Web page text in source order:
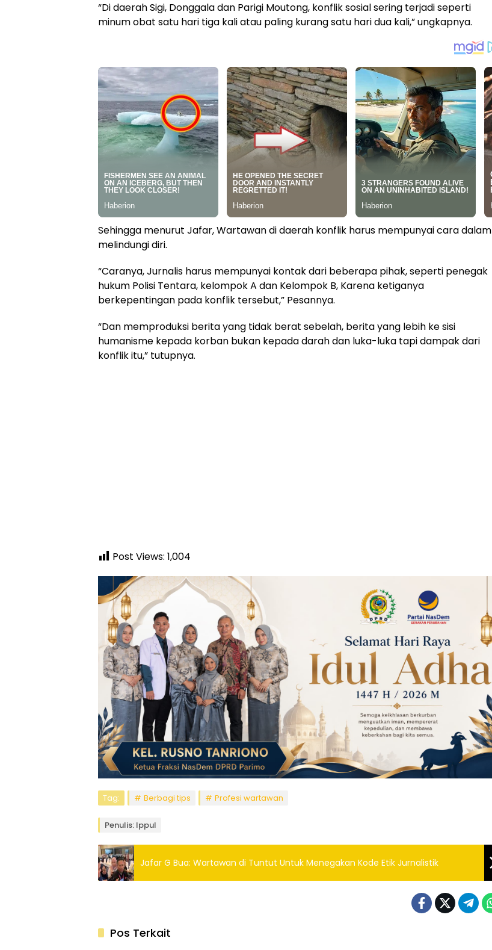
“Di daerah Sigi, Donggala dan Parigi Moutong, konflik sosial sering terjadi seperti
minum obat satu hari tiga kali atau paling kurang satu hari dua kali,” ungkapnya.
Sehingga menurut Jafar, Wartawan di daerah konflik harus mempunyai cara dalam
melindungi diri.
“Caranya, Jurnalis harus mempunyai kontak dari beberapa pihak, seperti penegak
hukum Polisi Tentara, kelompok A dan Kelompok B, Karena ketiganya
berkepentingan pada konflik tersebut,” Pesannya.
“Dan memproduksi berita yang tidak berat sebelah, berita yang lebih ke sisi
humanisme kepada korban bukan kepada darah dan luka-luka tapi dampak dari
konflik itu,” tutupnya.
Post Views: 1,004
Tag: Berbagi tips Profesi wartawan
Penulis: Ippul
Jafar G Bua: Wartawan di Tuntut Untuk Menegakan Kode Etik Jurnalistik
Pos Terkait